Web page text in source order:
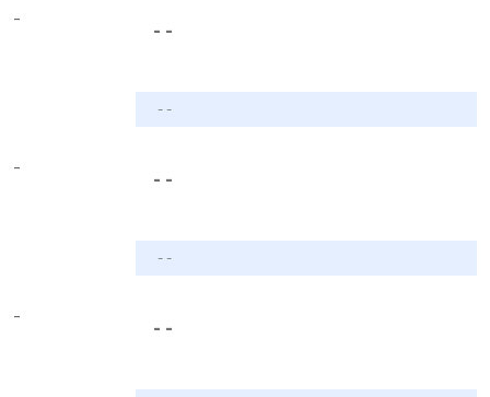
-
- -
- -
-
- -
- -
-
- -